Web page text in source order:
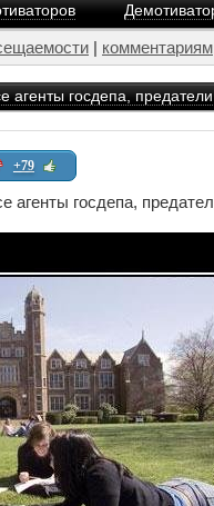
| комментариям
госдепа, предатели
+79
госдепа, предатели